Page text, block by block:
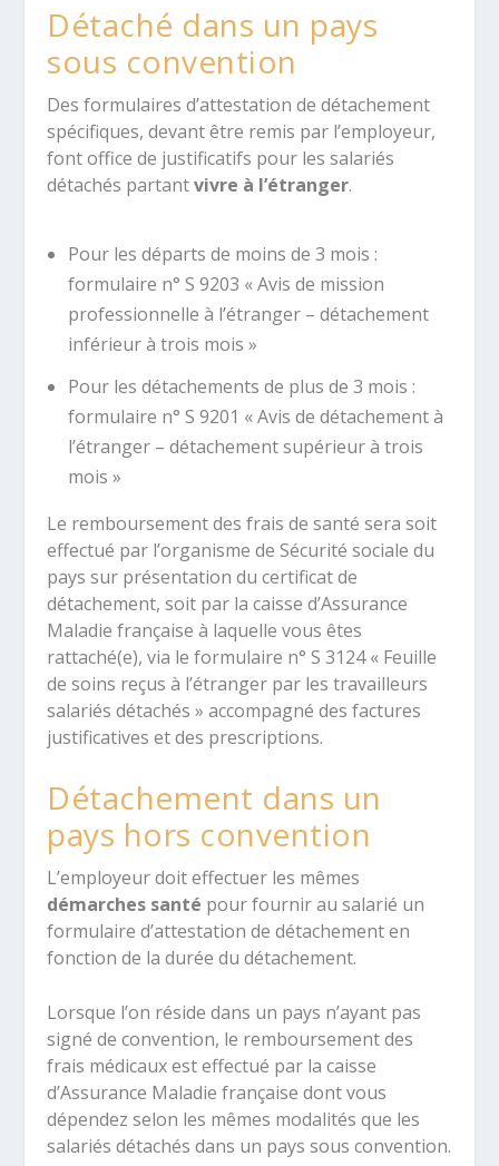
Détaché dans un pays
sous convention
Des formulaires d’attestation de détachement
spécifiques, devant être remis par l’employeur,
font office de justificatifs pour les salariés
détachés partantvivre à l’étranger.
Pour les départs de moins de 3 mois :
formulaire n° S 9203 « Avis de mission
professionnelle à l’étranger – détachement
inférieur à trois mois »
Pour les détachements de plus de 3 mois :
formulaire n° S 9201 « Avis de détachement à
l’étranger – détachement supérieur à trois
mois »
Le remboursement des frais de santé sera soit
effectué par l’organisme de Sécurité sociale du
pays sur présentation du certificat de
détachement, soit par la caisse d’Assurance
Maladie française à laquelle vous êtes
rattaché(e), via le formulaire n° S 3124 « Feuille
de soins reçus à l’étranger par les travailleurs
salariés détachés » accompagné des factures
justificatives et des prescriptions.
Détachement dans un
pays hors convention
L’employeur doit effectuer les mêmes
démarches santé pour fournir au salarié un
formulaire d’attestation de détachement en
fonction de la durée du détachement.
Lorsque l’on réside dans un pays n’ayant pas
signé de convention, le remboursement des
frais médicaux est effectué par la caisse
d’Assurance Maladie française dont vous
dépendez selon les mêmes modalités que les
salariés détachés dans un pays sous convention.